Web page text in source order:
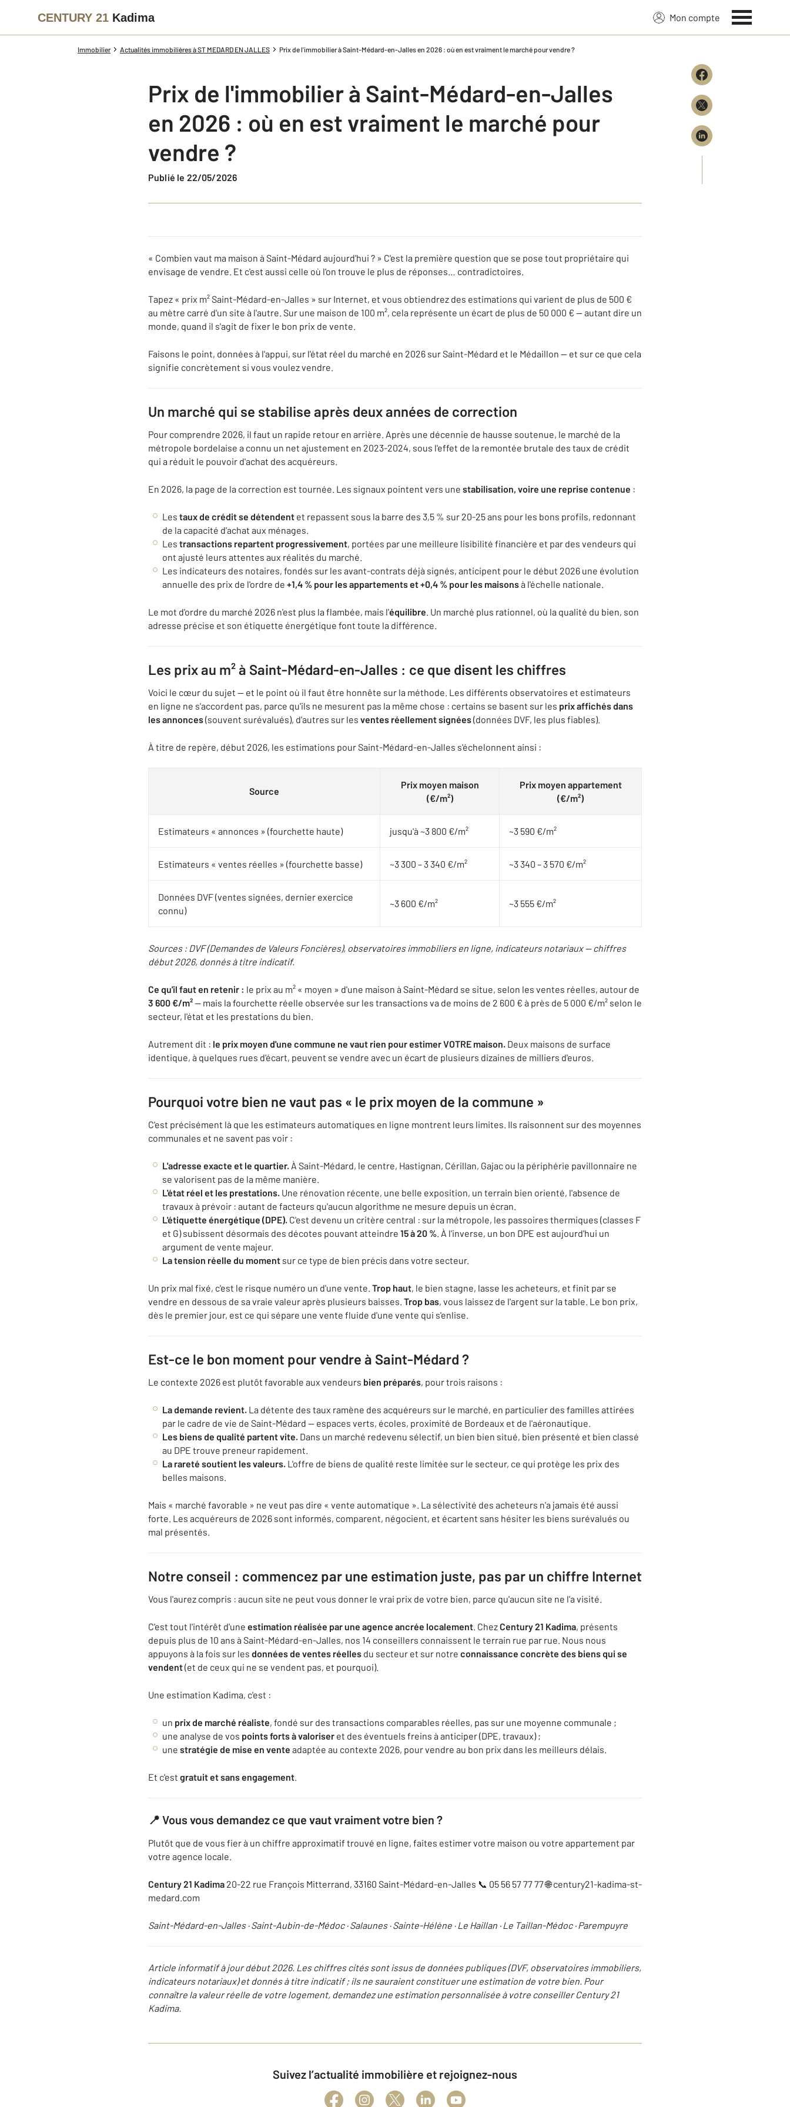
CENTURY 21 Kadima Mon compte
Immobilier Actualités immobilières à ST MEDARD EN JALLES Prix de l'immobilier à Saint-Médard-en-Jalles en 2026 : où en est vraiment le marché pour vendre ?
Prix de l'immobilier à Saint-Médard-en-Jalles
en 2026 : où en est vraiment le marché pour
vendre ?
Publié le 22/05/2026
« Combien vaut ma maison à Saint-Médard aujourd'hui ? » C'est la première question que se pose tout propriétaire qui
envisage de vendre. Et c'est aussi celle où l'on trouve le plus de réponses… contradictoires.
Tapez « prix m² Saint-Médard-en-Jalles » sur Internet, et vous obtiendrez des estimations qui varient de plus de 500 €
au mètre carré d'un site à l'autre. Sur une maison de 100 m², cela représente un écart de plus de 50 000 € — autant dire un
monde, quand il s'agit de fixer le bon prix de vente.
Faisons le point, données à l'appui, sur l'état réel du marché en 2026 sur Saint-Médard et le Médaillon — et sur ce que cela
signifie concrètement si vous voulez vendre.
Un marché qui se stabilise après deux années de correction
Pour comprendre 2026, il faut un rapide retour en arrière. Après une décennie de hausse soutenue, le marché de la
métropole bordelaise a connu un net ajustement en 2023-2024, sous l'effet de la remontée brutale des taux de crédit
qui a réduit le pouvoir d'achat des acquéreurs.
En 2026, la page de la correction est tournée. Les signaux pointent vers une stabilisation, voire une reprise contenue :
Les taux de crédit se détendent et repassent sous la barre des 3,5 % sur 20-25 ans pour les bons profils, redonnant
de la capacité d'achat aux ménages.
Les transactions repartent progressivement, portées par une meilleure lisibilité financière et par des vendeurs qui
ont ajusté leurs attentes aux réalités du marché.
Les indicateurs des notaires, fondés sur les avant-contrats déjà signés, anticipent pour le début 2026 une évolution
annuelle des prix de l'ordre de +1,4 % pour les appartements et +0,4 % pour les maisonsà l'échelle nationale.
Le mot d'ordre du marché 2026 n'est plus la flambée, mais l'équilibre. Un marché plus rationnel, où la qualité du bien, son
adresse précise et son étiquette énergétique font toute la différence.
Les prix au m² à Saint-Médard-en-Jalles : ce que disent les chiffres
Voici le cœur du sujet — et le point où il faut être honnête sur la méthode. Les différents observatoires et estimateurs
en ligne ne s'accordent pas, parce qu'ils ne mesurent pas la même chose : certains se basent sur les prix affichés dans
les annonces(souvent surévalués), d'autres sur les ventes réellement signées(données DVF, les plus fiables).
À titre de repère, début 2026, les estimations pour Saint-Médard-en-Jalles s'échelonnent ainsi :
Source
Prix moyen maison
(€/m²)
Prix moyen appartement
(€/m²)
Estimateurs « annonces » (fourchette haute) jusqu'à ~3 800 €/m² ~3 590 €/m²
Estimateurs « ventes réelles » (fourchette basse) ~3 300 – 3 340 €/m² ~3 340 – 3 570 €/m²
Données DVF (ventes signées, dernier exercice
connu)
~3 600 €/m² ~3 555 €/m²
Sources : DVF (Demandes de Valeurs Foncières), observatoires immobiliers en ligne, indicateurs notariaux — chiffres
début 2026, donnés à titre indicatif.
Ce qu'il faut en retenir : le prix au m² « moyen » d'une maison à Saint-Médard se situe, selon les ventes réelles, autour de
3 600 €/m²— mais la fourchette réelle observée sur les transactions va de moins de 2 600 € à près de 5 000 €/m² selon le
secteur, l'état et les prestations du bien.
Autrement dit : le prix moyen d'une commune ne vaut rien pour estimer VOTRE maison. Deux maisons de surface
identique, à quelques rues d'écart, peuvent se vendre avec un écart de plusieurs dizaines de milliers d'euros.
Pourquoi votre bien ne vaut pas « le prix moyen de la commune »
C'est précisément là que les estimateurs automatiques en ligne montrent leurs limites. Ils raisonnent sur des moyennes
communales et ne savent pas voir :
L'adresse exacte et le quartier. À Saint-Médard, le centre, Hastignan, Cérillan, Gajac ou la périphérie pavillonnaire ne
se valorisent pas de la même manière.
L'état réel et les prestations. Une rénovation récente, une belle exposition, un terrain bien orienté, l'absence de
travaux à prévoir : autant de facteurs qu'aucun algorithme ne mesure depuis un écran.
L'étiquette énergétique (DPE). C'est devenu un critère central : sur la métropole, les passoires thermiques (classes F
et G) subissent désormais des décotes pouvant atteindre 15 à 20 %. À l'inverse, un bon DPE est aujourd'hui un
argument de vente majeur.
La tension réelle du moment sur ce type de bien précis dans votre secteur.
Un prix mal fixé, c'est le risque numéro un d'une vente. Trop haut, le bien stagne, lasse les acheteurs, et finit par se
vendre en dessous de sa vraie valeur après plusieurs baisses. Trop bas, vous laissez de l'argent sur la table. Le bon prix,
dès le premier jour, est ce qui sépare une vente fluide d'une vente qui s'enlise.
Est-ce le bon moment pour vendre à Saint-Médard ?
Le contexte 2026 est plutôt favorable aux vendeurs bien préparés, pour trois raisons :
La demande revient. La détente des taux ramène des acquéreurs sur le marché, en particulier des familles attirées
par le cadre de vie de Saint-Médard — espaces verts, écoles, proximité de Bordeaux et de l'aéronautique.
Les biens de qualité partent vite. Dans un marché redevenu sélectif, un bien bien situé, bien présenté et bien classé
au DPE trouve preneur rapidement.
La rareté soutient les valeurs. L'offre de biens de qualité reste limitée sur le secteur, ce qui protège les prix des
belles maisons.
Mais « marché favorable » ne veut pas dire « vente automatique ». La sélectivité des acheteurs n'a jamais été aussi
forte. Les acquéreurs de 2026 sont informés, comparent, négocient, et écartent sans hésiter les biens surévalués ou
mal présentés.
Notre conseil : commencez par une estimation juste, pas par un chiffre Internet
Vous l'aurez compris : aucun site ne peut vous donner le vrai prix de votre bien, parce qu'aucun site ne l'a visité.
C'est tout l'intérêt d'une estimation réalisée par une agence ancrée localement. ChezCentury 21 Kadima, présents
depuis plus de 10 ans à Saint-Médard-en-Jalles, nos 14 conseillers connaissent le terrain rue par rue. Nous nous
appuyons à la fois sur les données de ventes réelles du secteur et sur notre connaissance concrète des biens qui se
vendent(et de ceux qui ne se vendent pas, et pourquoi).
Une estimation Kadima, c'est :
un prix de marché réaliste, fondé sur des transactions comparables réelles, pas sur une moyenne communale ;
une analyse de vos points forts à valoriser et des éventuels freins à anticiper (DPE, travaux) ;
une stratégie de mise en vente adaptée au contexte 2026, pour vendre au bon prix dans les meilleurs délais.
Et c'est gratuit et sans engagement.
📍 Vous vous demandez ce que vaut vraiment votre bien ?
Plutôt que de vous fier à un chiffre approximatif trouvé en ligne, faites estimer votre maison ou votre appartement par
votre agence locale.
Century 21 Kadima 20-22 rue François Mitterrand, 33160 Saint-Médard-en-Jalles 📞 05 56 57 77 77 🌐 century21-kadima-st-
medard.com
Saint-Médard-en-Jalles · Saint-Aubin-de-Médoc · Salaunes · Sainte-Hélène · Le Haillan · Le Taillan-Médoc · Parempuyre
Article informatif à jour début 2026. Les chiffres cités sont issus de données publiques (DVF, observatoires immobiliers,
indicateurs notariaux) et donnés à titre indicatif ; ils ne sauraient constituer une estimation de votre bien. Pour
connaître la valeur réelle de votre logement, demandez une estimation personnalisée à votre conseiller Century 21
Kadima.
Suivez l’actualité immobilière et rejoignez-nous